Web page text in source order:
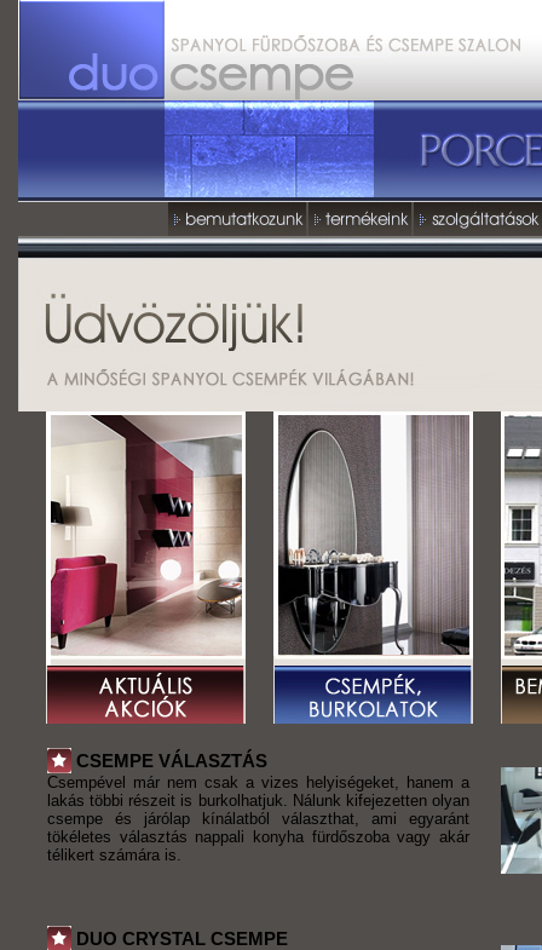
CSEMPE VÁLASZTÁS
Csempével már nem csak a vizes helyiségeket, hanem a
lakás többi részeit is burkolhatjuk. Nálunk kifejezetten olyan
csempe és járólap kínálatból választhat, ami egyaránt
tökéletes választás nappali konyha fürdőszoba vagy akár
télikert számára is.
DUO CRYSTAL CSEMPE